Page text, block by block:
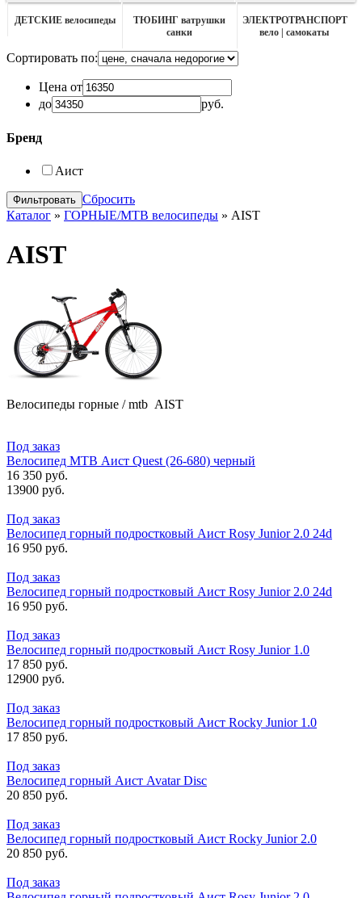
ДЕТСКИЕ велосипеды
ТЮБИНГ ватрушки
санки
ЭЛЕКТРОТРАНСПОРТ
вело | самокаты
Сортировать по:
Цена от
до
руб.
Бренд
Аист
Сбросить
Каталог » ГОРНЫЕ/MTB велосипеды » AIST
AIST
Велосипеды горные / mtb AIST
Под заказ
Велосипед MTB Аист Quest (26-680) черный
16 350 руб.
13900 руб.
Под заказ
Велосипед горный подростковый Аист Rosy Junior 2.0 24d
16 950 руб.
Под заказ
Велосипед горный подростковый Аист Rosy Junior 2.0 24d
16 950 руб.
Под заказ
Велосипед горный подростковый Аист Rosy Junior 1.0
17 850 руб.
12900 руб.
Под заказ
Велосипед горный подростковый Аист Rocky Junior 1.0
17 850 руб.
Под заказ
Велосипед горный Аист Avatar Disc
20 850 руб.
Под заказ
Велосипед горный подростковый Аист Rocky Junior 2.0
20 850 руб.
Под заказ